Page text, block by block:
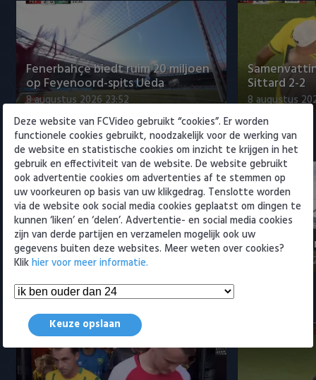
Fenerbahçe biedt ruim 20 miljoen
op Feyenoord-spits Ueda
8 augustus 2026 23:52
Sittard 2-2
8 augustus
Eredivisie
NEC-directeur over transfer Sano
naar PSV: 'Afspraken gesch…
9 augustus 2026 12:25
op
8 augustus
Samenvattingen Eredivisie
Deze website van FCVideo gebruikt “cookies”. Er worden
functionele cookies gebruikt, noodzakelijk voor de werking van
de website en statistische cookies om inzicht te krijgen in het
gebruik en effectiviteit van de website. De website gebruikt
ook advertentie cookies om advertenties af te stemmen op
uw voorkeuren op basis van uw klikgedrag. Tenslotte worden
via de website ook social media cookies geplaatst om dingen te
kunnen ‘liken’ en ‘delen’. Advertentie- en social media cookies
zijn van derde partijen en verzamelen mogelijk ook uw
gegevens buiten deze websites. Meer weten over cookies?
Klikhier voor meer informatie.
Keuze opslaan